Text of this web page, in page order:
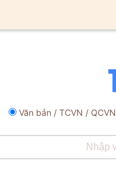
Văn bản / TCVN / QCVN